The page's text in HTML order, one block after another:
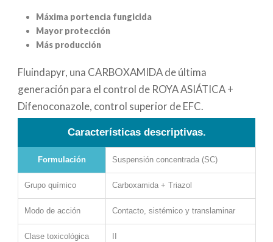
Máxima portencia fungicida
Mayor protección
Más producción
Fluindapyr, una CARBOXAMIDA de última
generación para el control de ROYA ASIÁTICA +
Difenoconazole, control superior de EFC.
Características descriptivas.
Formulación Suspensión concentrada (SC)
Grupo químico Carboxamida + Triazol
Modo de acción Contacto, sistémico y translaminar
Clase toxicológica